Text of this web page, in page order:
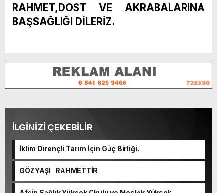
RAHMET,DOST VE AKRABALARINA
BAŞSAĞLIĞI DİLERİZ.
İLGİNİZİ ÇEKEBİLİR
İklim Dirençli Tarım İçin Güç Birliği.
GÖZYAŞI RAHMETTİR